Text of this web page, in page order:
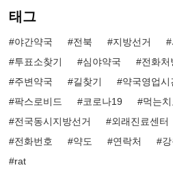
태그
야간약국 전북 지방선거
투표소찾기
심야약국 전화처
주변약국
길찾기 약국영업시
팍스로비드
코로나19 먹는
전국동시지방선거
외래진료센터
전화번호
약도 연락처
rat